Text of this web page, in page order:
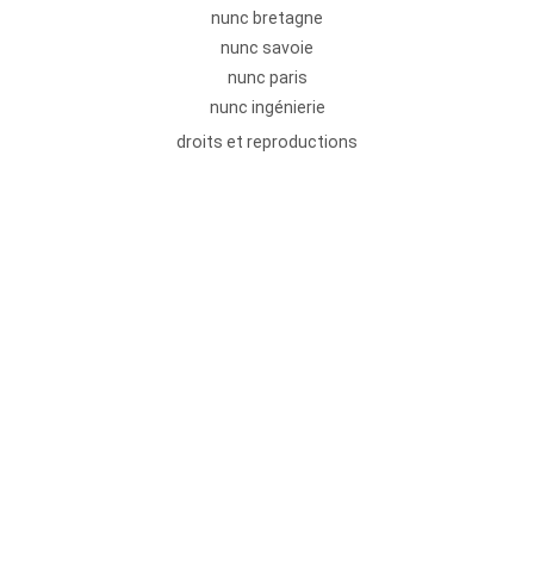
nunc bretagne
nunc savoie
nunc paris
nunc ingénierie
droits et reproductions